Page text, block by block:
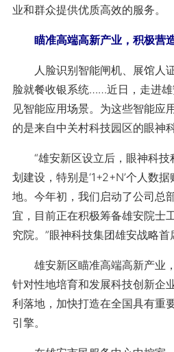
业和群众提供优质高效的服务。
瞄准高端高新产业，积极营
人脸识别智能闸机、展馆人
脸就餐收银系统……近日，走进
见智能应用场景。为这些智能应
的是来自中关村科技园区的眼神
“雄安新区设立后，眼神科技
划建设，特别是‘1+2+N’个人数
地。今年初，我们启动了公司总
宜，目前正在积极筹备雄安院士
究院。”眼神科技集团雄安战略首
雄安新区瞄准高端高新产业
针对性地培育和发展科技创新企
利落地，加快打造在全国具有重
引擎。